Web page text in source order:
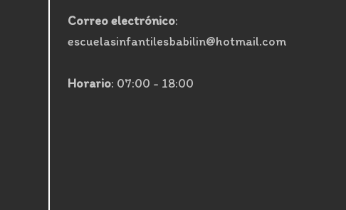
Correo electrónico:
escuelasinfantilesbabilin@hotmail.com
Horario: 07:00 - 18:00